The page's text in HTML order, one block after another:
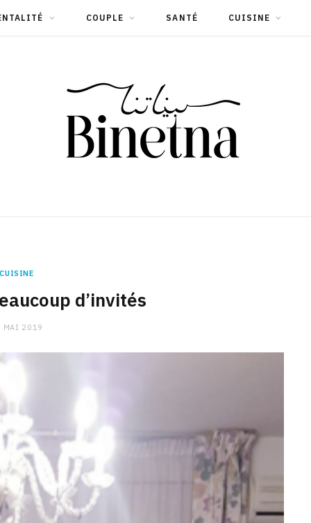
COUPLE SANTÉ CUISINE
CUISINE
d’invités
MAI 2019
CHARGE MENTALE
Stress après le travail :
comment relâcher la pression